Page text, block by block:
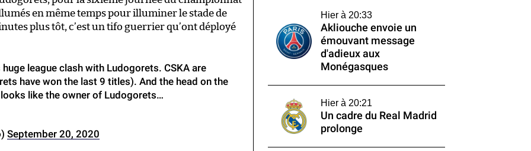
en même temps pour illuminer le stade de
plus tôt, c’est un tifo guerrier qu’ont déployé
league clash with Ludogorets. CSKA are
have won the last 9 titles). And the head on the
like the owner of Ludogorets…
September 20, 2020
Hier à 20:33
Akliouche envoie un
émouvant message
d'adieux aux
Monégasques
Hier à 20:21
Un cadre du Real Madrid
prolonge